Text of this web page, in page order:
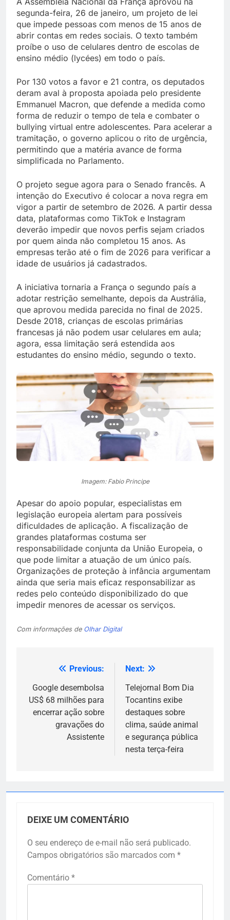
segunda-feira, 26 de janeiro, um projeto de lei
que impede pessoas com menos de 15 anos de
abrir contas em redes sociais. O texto também
proíbe o uso de celulares dentro de escolas de
ensino médio (lycées) em todo o país.
Por 130 votos a favor e 21 contra, os deputados
deram aval à proposta apoiada pelo presidente
Emmanuel Macron, que defende a medida como
forma de reduzir o tempo de tela e combater o
bullying virtual entre adolescentes. Para acelerar a
tramitação, o governo aplicou o rito de urgência,
permitindo que a matéria avance de forma
simplificada no Parlamento.
O projeto segue agora para o Senado francês. A
intenção do Executivo é colocar a nova regra em
vigor a partir de setembro de 2026. A partir dessa
data, plataformas como TikTok e Instagram
deverão impedir que novos perfis sejam criados
por quem ainda não completou 15 anos. As
empresas terão até o fim de 2026 para verificar a
idade de usuários já cadastrados.
A iniciativa tornaria a França o segundo país a
adotar restrição semelhante, depois da Austrália,
que aprovou medida parecida no final de 2025.
Desde 2018, crianças de escolas primárias
francesas já não podem usar celulares em aula;
agora, essa limitação será estendida aos
estudantes do ensino médio, segundo o texto.
Imagem: Fabio Principe
Apesar do apoio popular, especialistas em
legislação europeia alertam para possíveis
dificuldades de aplicação. A fiscalização de
grandes plataformas costuma ser
responsabilidade conjunta da União Europeia, o
que pode limitar a atuação de um único país.
Organizações de proteção à infância argumentam
ainda que seria mais eficaz responsabilizar as
redes pelo conteúdo disponibilizado do que
impedir menores de acessar os serviços.
Com informações de Olhar Digital
Navegação
de
Post
Previous:
Google desembolsa
US$ 68 milhões para
encerrar ação sobre
gravações do
Assistente
Next:
Telejornal Bom Dia
Tocantins exibe
destaques sobre
clima, saúde animal
e segurança pública
nesta terça-feira
DEIXE UM COMENTÁRIO
O seu endereço de e-mail não será publicado.
Campos obrigatórios são marcados com *
Comentário *